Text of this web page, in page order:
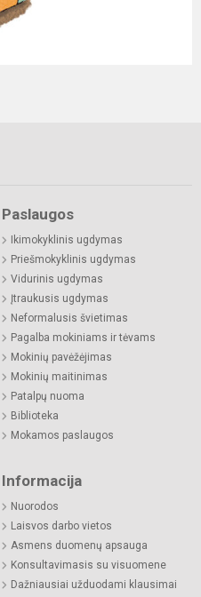
Paslaugos
Ikimokyklinis ugdymas
Priešmokyklinis ugdymas
Vidurinis ugdymas
Įtraukusis ugdymas
Neformalusis švietimas
Pagalba mokiniams ir tėvams
Mokinių pavėžėjimas
Mokinių maitinimas
Patalpų nuoma
Biblioteka
Mokamos paslaugos
Informacija
Nuorodos
Laisvos darbo vietos
Asmens duomenų apsauga
Konsultavimasis su visuomene
Dažniausiai užduodami klausimai